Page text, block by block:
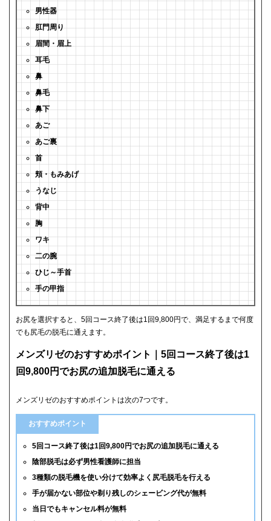
男性器
肛門周り
眉間・眉上
耳毛
鼻
鼻毛
鼻下
あご
あご裏
首
頬・もみあげ
うなじ
背中
胸
ワキ
二の腕
ひじ～手首
手の甲指
お尻を選択すると、5回コース終了後は1回9,800円で、満足するまで何度
でも尻毛の脱毛に通えます。
メンズリゼのおすすめポイント｜5回コース終了後は1
回9,800円でお尻の追加脱毛に通える
メンズリゼのおすすめポイントは次の7つです。
おすすめポイント
5回コース終了後は1回9,800円でお尻の追加脱毛に通える
陰部脱毛は必ず男性看護師に担当
3種類の脱毛機を使い分けて効率よく尻毛脱毛を行える
手が届かない部位や剃り残しのシェービング代が無料
当日でもキャンセル料が無料